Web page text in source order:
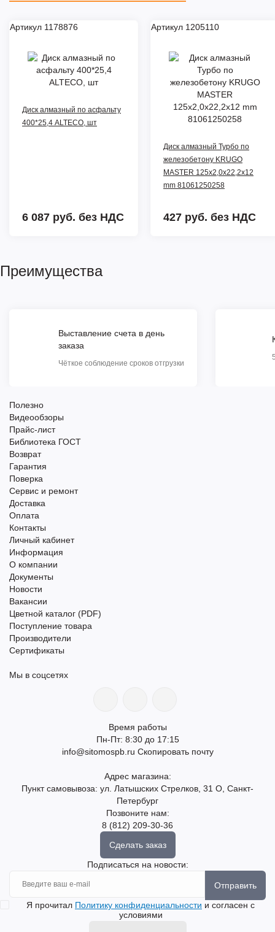
Артикул 1178876
Диск алмазный по асфальту
400*25,4 ALTECO, шт
6 087 руб. без НДС
Артикул 1205110
Диск алмазный Турбо по
железобетону KRUGO
MASTER 125х2,0х22,2х12
mm 81061250258
427 руб. без НДС
Преимущества
Выставление счета в день
заказа
Чёткое соблюдение сроков отгрузки
Полезно
Видеообзоры
Прайс-лист
Библиотека ГОСТ
Возврат
Гарантия
Поверка
Сервис и ремонт
Доставка
Оплата
Контакты
Личный кабинет
Информация
О компании
Документы
Новости
Вакансии
Цветной каталог (PDF)
Поступление товара
Производители
Сертификаты
Мы в соцсетях
Время работы
Пн-Пт: 8:30 до 17:15
info@sitomospb.ru Скопировать почту
Адрес магазина:
Пункт самовывоза: ул. Латышских Стрелков, 31 О, Санкт-
Петербург
Позвоните нам:
8 (812) 209-30-36
Сделать заказ
Подписаться на новости:
Отправить
Я прочитал Политику конфиденциальности и согласен с
условиями